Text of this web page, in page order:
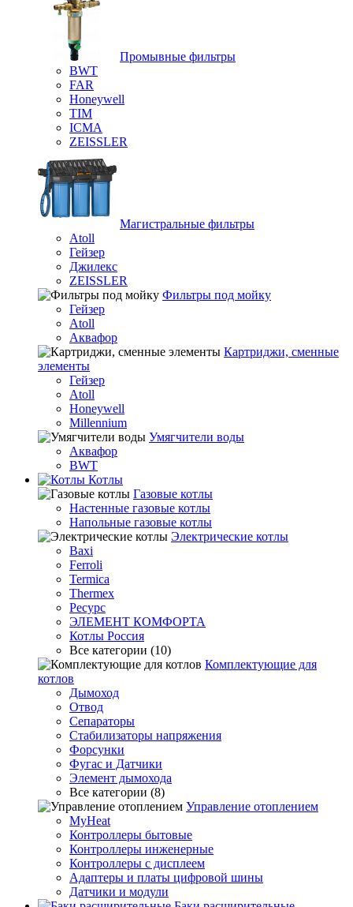
Промывные фильтры
BWT
FAR
Honeywell
TIM
ICMA
ZEISSLER
Магистральные фильтры
Atoll
Гейзер
Джилекс
ZEISSLER
Фильтры под мойку
Гейзер
Atoll
Аквафор
Картриджи, сменные
элементы
Гейзер
Atoll
Honeywell
Millennium
Умягчители воды
Аквафор
BWT
Котлы
Гaзовые котлы
Настенные газовые котлы
Напольные газовые котлы
Электрические котлы
Baxi
Ferroli
Termica
Thermex
Ресурс
ЭЛЕМЕНТ КОМФОРТА
Котлы Россия
Все категории (10)
Комплектующие для
котлов
Дымоход
Отвод
Сепараторы
Стабилизаторы напряжения
Форсунки
Фугас и Датчики
Элемент дымохода
Все категории (8)
Управление отоплением
MyHeat
Контроллеры бытовые
Контроллеры инженерные
Контроллеры с дисплеем
Адаптеры и платы цифровой шины
Датчики и модули